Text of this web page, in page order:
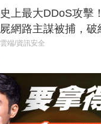
史上最大DDoS攻擊
屍網路主謀被捕，破
癱瘓全球！
雲端/資訊安全